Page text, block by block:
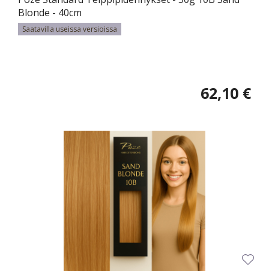
Blonde - 40cm
Saatavilla useissa versioissa
62,10 €